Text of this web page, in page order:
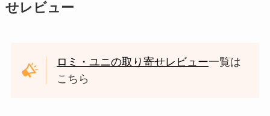
せレビュー
ロミ・ユニの取り寄せレビュー一覧は
こちら